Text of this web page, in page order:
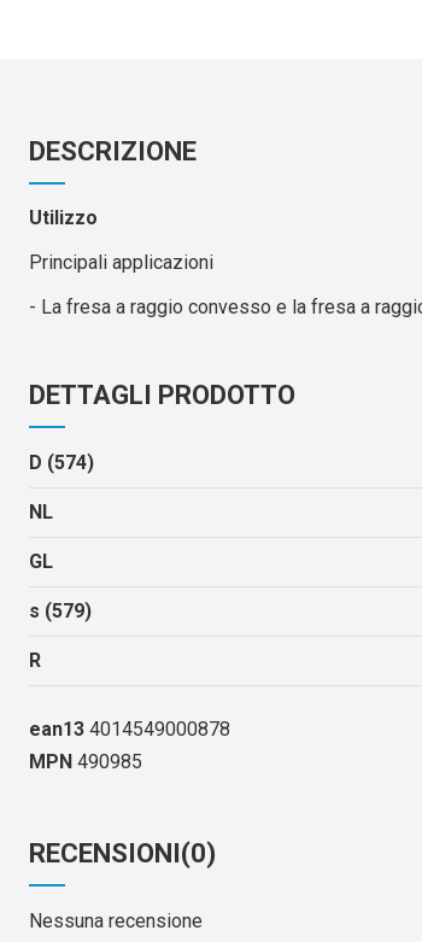
DESCRIZIONE
Utilizzo
Principali applicazioni
- La fresa a raggio convesso e la fresa a
DETTAGLI PRODOTTO
D (574)
NL
GL
s (579)
R
ean13 4014549000878
MPN 490985
RECENSIONI(0)
Nessuna recensione